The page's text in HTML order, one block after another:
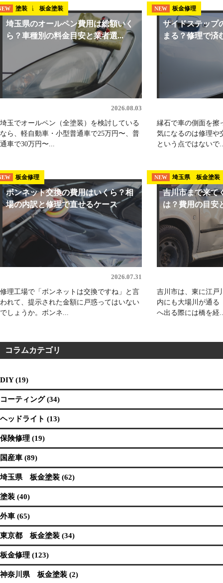
埼玉県 板金塗装
塗装
埼玉県のオールペン費用は総額いく
ら？車種別の料金目安と業者選...
2026.08.03
埼玉でオールペン（全塗装）を検討している
なら、軽自動車・小型普通車で25万円〜、普
通車で30万円〜...
NEW 板金修理
サイドステップ
まる？修理で済
縁石で車の側面を擦
気になるのは修理や
という点ではないで
板金修理
ボンネット交換の費用はいくら？相
場の内訳と修理で直せるケース
2026.07.31
修理工場で「ボンネットは交換ですね」と言
われて、提示された金額に戸惑ってはいない
でしょうか。ボンネ...
NEW 埼玉県 板金塗装
吉川市まで来て
は？費用の目安
吉川市は、東に江戸
内にも大場川が通る
へ出る際には橋を経
コラムカテゴリ
DIY (19)
コーティング (34)
ヘッドライト (13)
保険修理 (19)
国産車 (89)
埼玉県 板金塗装 (62)
塗装 (40)
外車 (65)
東京都 板金塗装 (34)
板金修理 (123)
神奈川県 板金塗装 (2)